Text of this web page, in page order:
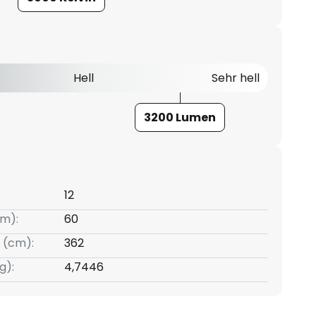
Hell Sehr hell
3200 Lumen
12
60
(cm):
362
4,7446